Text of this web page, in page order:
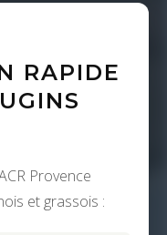
RAPIDE
Provence
et grassois :